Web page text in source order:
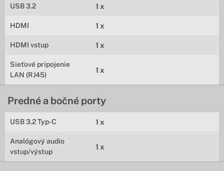
USB 3.2 1 x
HDMI 1 x
HDMI vstup 1 x
Sieťové pripojenie
LAN (RJ45)
1 x
Predné a bočné porty
USB 3.2 Typ-C 1 x
Analógový audio
vstup/výstup
1 x